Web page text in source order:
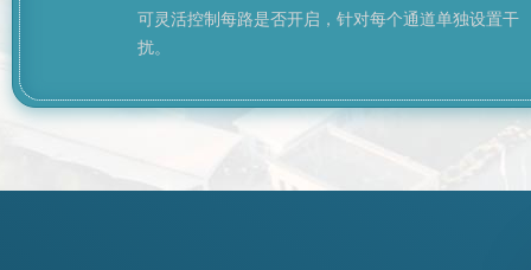
可灵活控制每路是否开启，针对每个通道单独设置干
扰。